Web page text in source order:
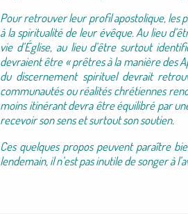
Pour retrouver leur profil apostolique, les
à la spiritualité de leur évêque. Au lieu
vie d’Église, au lieu d’être surtout
devraient être « prêtres à la manière des
du discernement spirituel devrait
communautés ou réalités chrétiennes
moins itinérant devra être équilibré par
recevoir son sens et surtout son soutien.
Ces quelques propos peuvent paraître
lendemain, il n’est pas inutile de songer à